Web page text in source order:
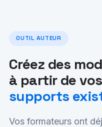
OUTIL AUTEUR
Créez des
à partir de vos
supports
Vos formateurs ont